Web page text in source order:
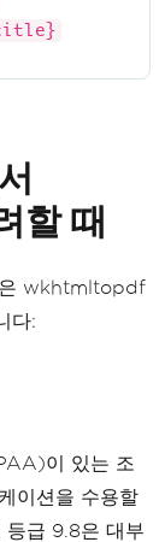
할 때
은 wkhtmltopdf
다:
이 있는 조
이션을 수용할
급 9.8은 대부